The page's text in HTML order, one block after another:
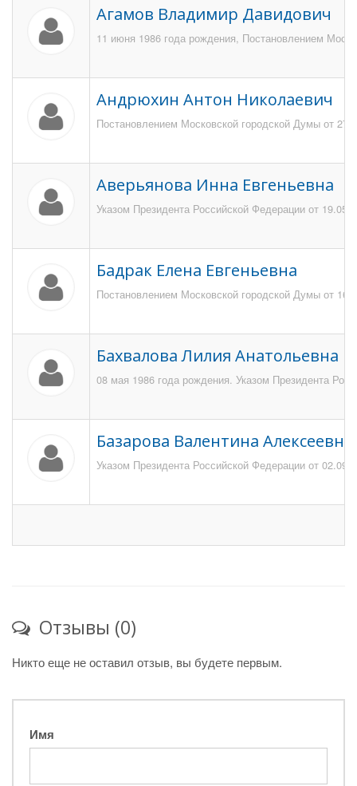
Агамов Владимир Давидович
11 июня 1986 года рождения, Постановлением
Андрюхин Антон Николаевич
Постановлением Московской городской Думы от 27
Аверьянова Инна Евгеньевна
Указом Президента Российской Федерации от
Бадрак Елена Евгеньевна
Постановлением Московской городской Думы от 16
Бахвалова Лилия Анатольевна
08 мая 1986 года рождения. Указом Президента
Базарова Валентина Алексеевна
Указом Президента Российской Федерации от
Отзывы (0)
Никто еще не оставил отзыв, вы будете первым.
Имя